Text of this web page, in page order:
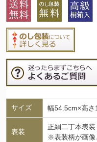
サイズ 幅54.5cm×高さ
表装
正絹二丁本表装
※表装柄が画像